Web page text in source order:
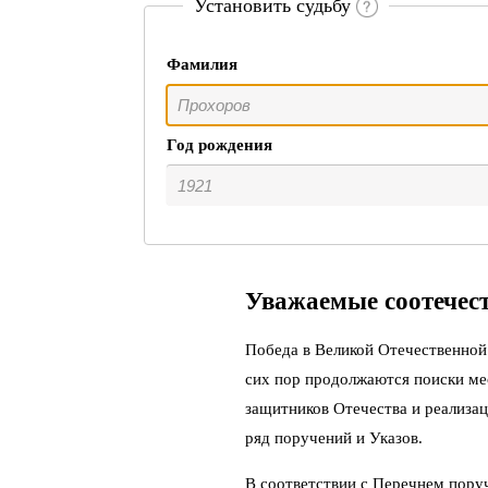
Установить судьбу
Фамилия
Год рождения
Уважаемые
Победа в Великой
сих пор продолжаются поиски
защитников Отечества и
ряд поручений и Указов.
В соответствии с Перечнем